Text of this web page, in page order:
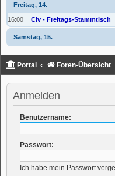
Freitag, 14.
16:00 Civ - Freitags-Stammtisch
Samstag, 15.
Portal Foren-Übersicht
Anmelden
Benutzername:
Passwort:
Ich habe mein Passwort